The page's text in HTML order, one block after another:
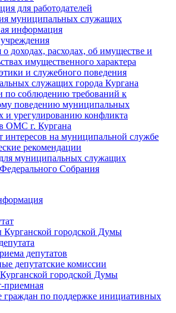
для работодателей
муниципальных служащих
информация
доходах, расходах, об имуществе и
имущественного характера
и служебного поведения
служащих города Кургана
по соблюдению требований к
поведению муниципальных
и урегулированию конфликта
ОМС г. Кургана
интересов на муниципальной службе
рекомендации
муниципальных служащих
Cобрания
Курганской городской Думы
депутатов
депутатские комиссии
городской Думы
приемная
граждан по поддержке инициативных